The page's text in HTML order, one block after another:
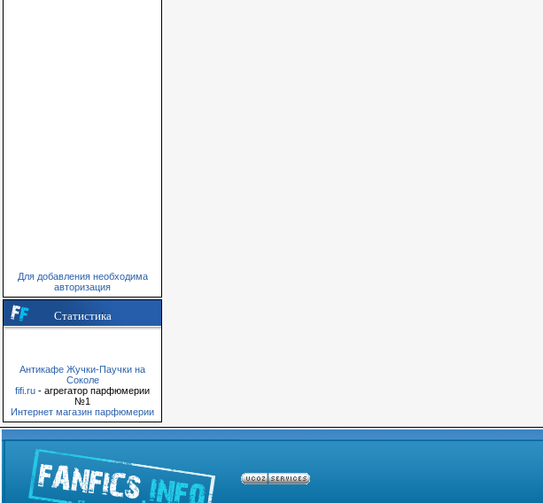
Для добавления необходима
авторизация
Статистика
Антикафе Жучки-Паучки на
Соколе
fifi.ru - агрегатор парфюмерии
№1
Интернет магазин парфюмерии